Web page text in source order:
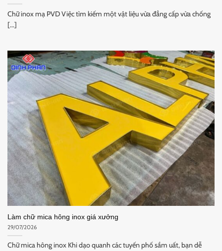
Chữ inox mạ PVD Việc tìm kiếm một vật liệu vừa đẳng cấp vừa chống
[...]
Làm chữ mica hông inox giá xưởng
29/07/2026
Chữ mica hông inox Khi dạo quanh các tuyến phố sầm uất, bạn dễ